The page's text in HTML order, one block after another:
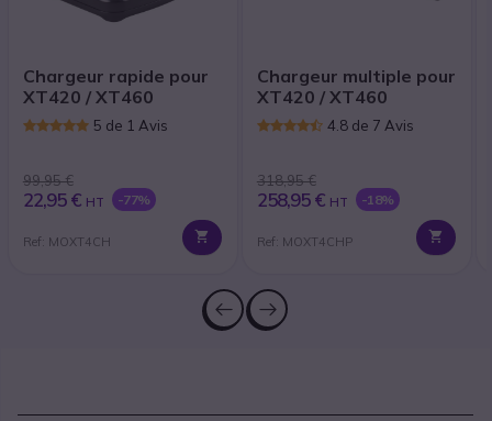
Chargeur rapide pour
XT420 / XT460
5 de 1 Avis
99,95 €
22,95 € HT -77%
Ref: MOXT4CH
Chargeur multiple pour
XT420 / XT460
4.8 de 7 Avis
318,95 €
258,95 € HT -18%
Ref: MOXT4CHP